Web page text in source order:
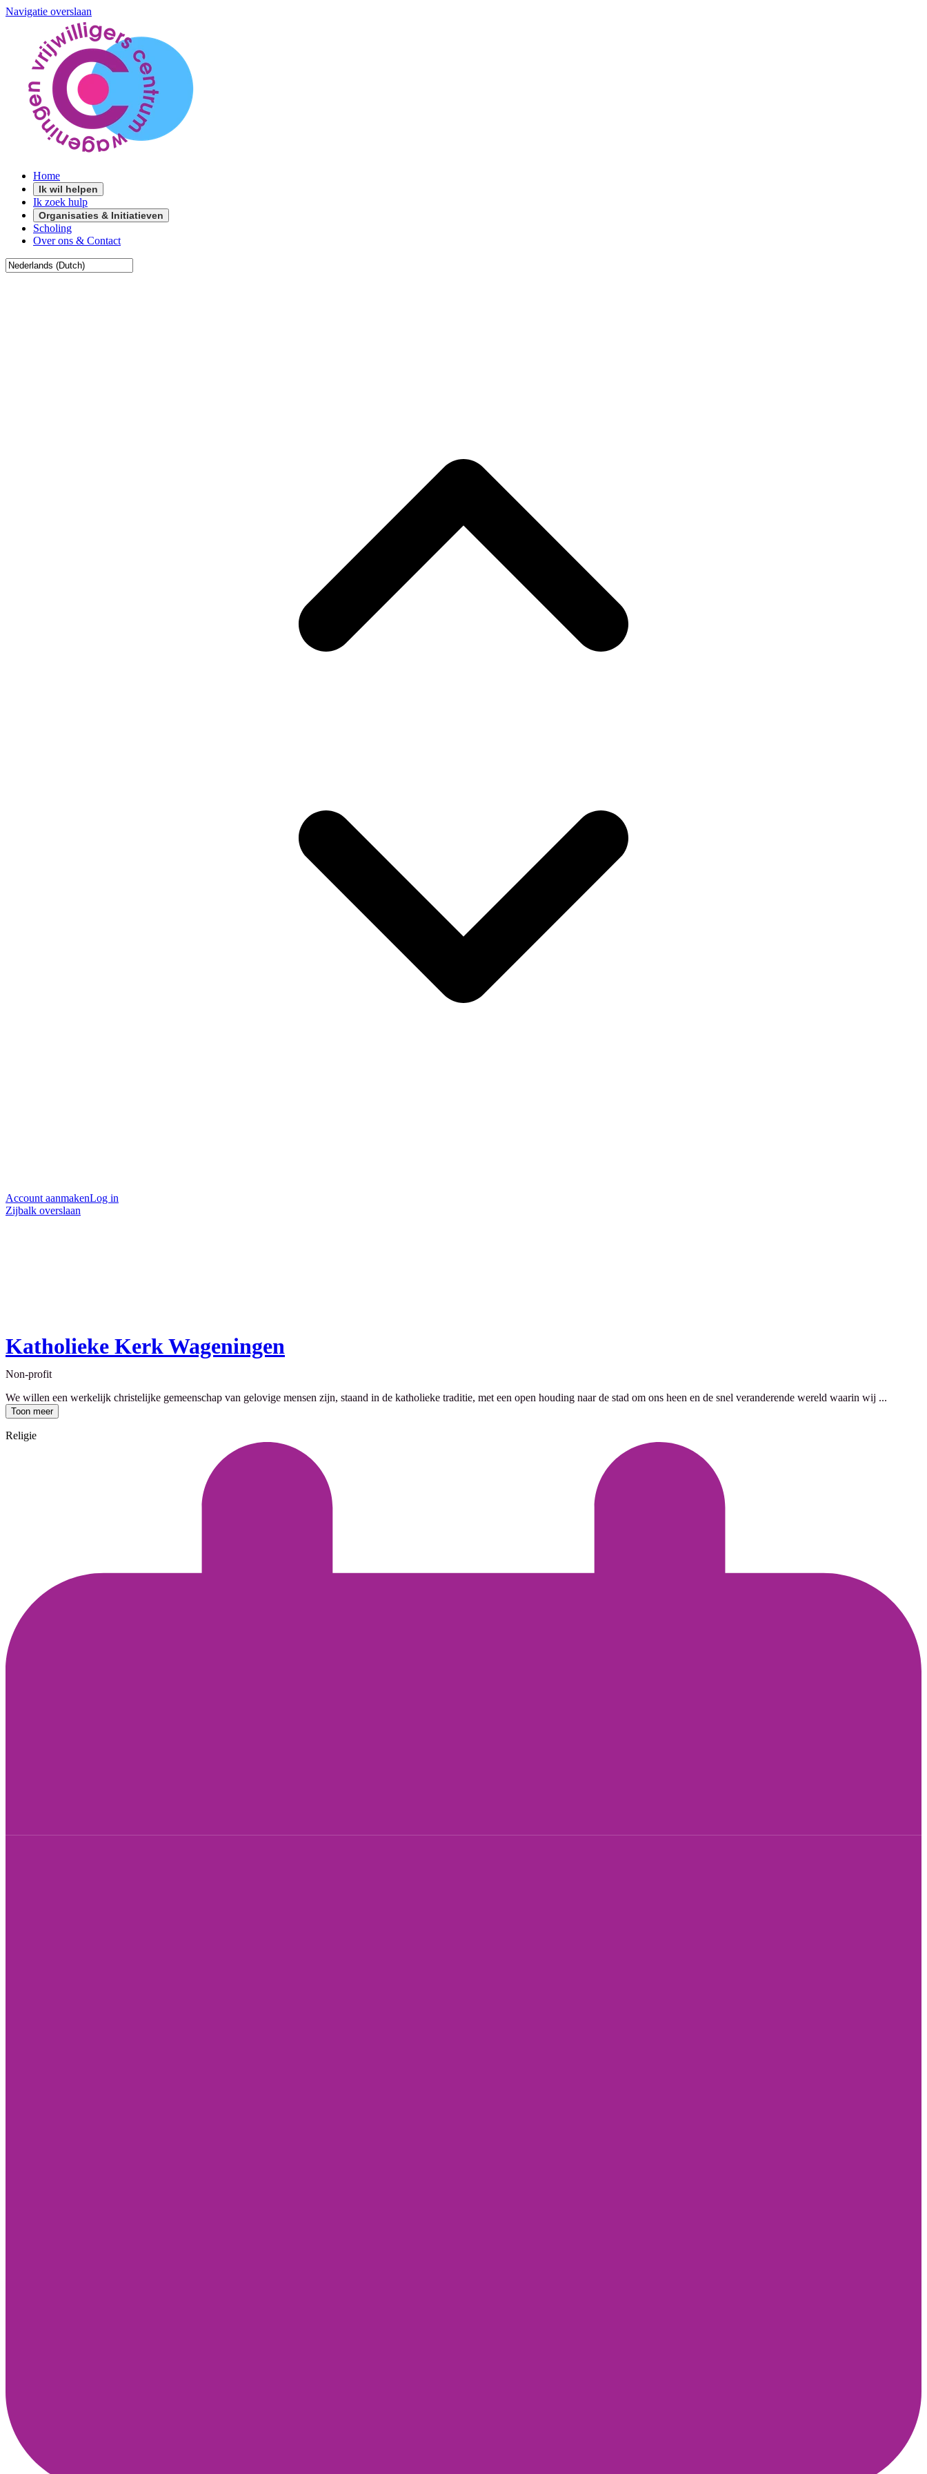
Navigatie overslaan
Home
Ik wil helpen
Ik zoek hulp
Organisaties & Initiatieven
Scholing
Over ons & Contact
Account aanmakenLog in
Zijbalk overslaan
Katholieke Kerk Wageningen
Non-profit
We willen een werkelijk christelijke gemeenschap van gelovige mensen zijn, staand in de katholieke traditie, met een open houding naar de stad om ons heen en de snel veranderende wereld waarin wij ...
Toon meer
Religie